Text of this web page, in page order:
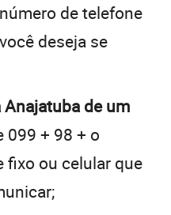
de telefone
deseja se
Anajatuba de um
099 + 98 + o
fixo ou celular que